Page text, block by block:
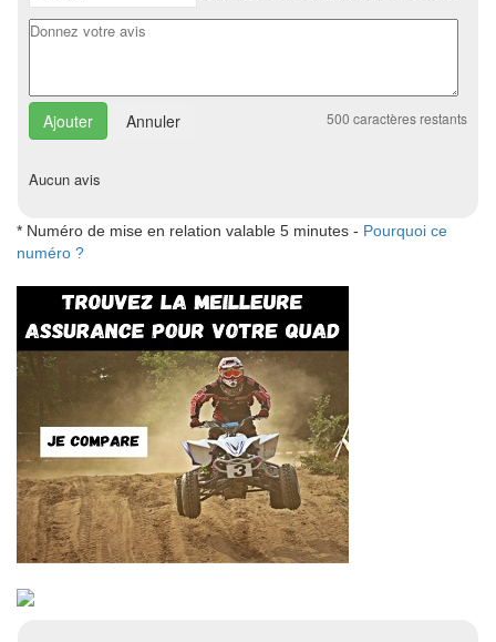
Annuler 500 caractères restants
Aucun avis
* Numéro de mise en relation valable 5 minutes - Pourquoi ce
numéro ?